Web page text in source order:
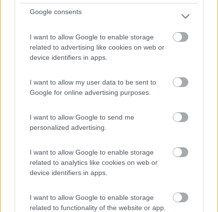
Google consents
I want to allow Google to enable storage
related to advertising like cookies on web or
device identifiers in apps.
I want to allow my user data to be sent to
Google for online advertising purposes.
I want to allow Google to send me
personalized advertising.
I want to allow Google to enable storage
related to analytics like cookies on web or
device identifiers in apps.
I want to allow Google to enable storage
related to functionality of the website or app.
Campeggio